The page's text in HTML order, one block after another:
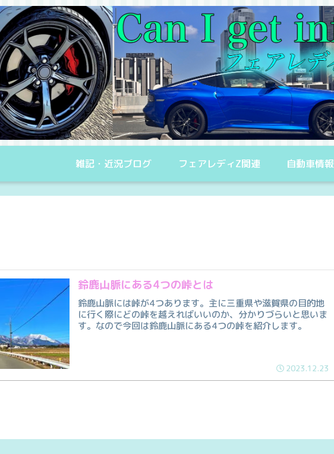
雑記・近況ブログ フェアレディZ関連 自動車情報
鈴鹿山脈にある4つの峠とは
鈴鹿山脈には峠が4つあります。主に三重県や滋賀県の目的地
に行く際にどの峠を越えればいいのか、分かりづらいと思いま
す。なので今回は鈴鹿山脈にある4つの峠を紹介します。
2023.12.23